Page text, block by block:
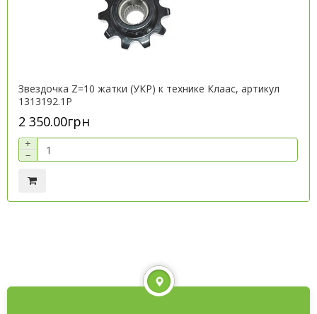
Звездочка Z=10 жатки (УКР) к технике Клаас, артикул
1313192.1P
2 350.00грн
+
−